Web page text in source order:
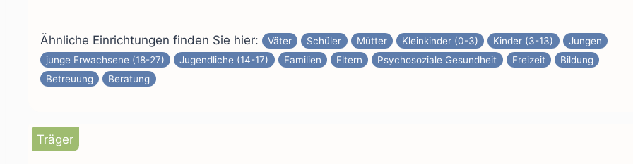
Ähnliche Einrichtungen finden Sie hier: Väter Schüler Mütter Kleinkinder (0-3) Kinder (3-13)
Jungen
junge Erwachsene (18-27)
Jugendliche (14-17) Familien Eltern Psychosoziale Gesundheit Freizeit
Bildung
Betreuung
Beratung
Träger